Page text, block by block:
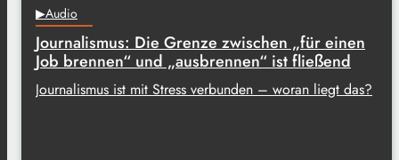
▶Audio
Journalismus: Die Grenze zwischen „für einen
Job brennen“ und „ausbrennen“ ist fließend
Journalismus ist mit Stress verbunden – woran liegt das?